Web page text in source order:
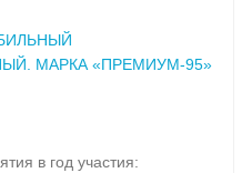
МАРКА «ПРЕМИУМ-95»
в год участия: